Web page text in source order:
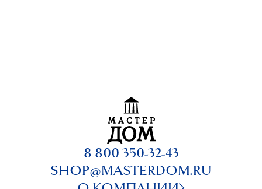
8 800 350-32-43
SHOP@MASTERDOM.RU